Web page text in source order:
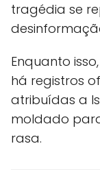
tragédia se
Enquanto
há registros
atribuídas a
moldado
rasa.